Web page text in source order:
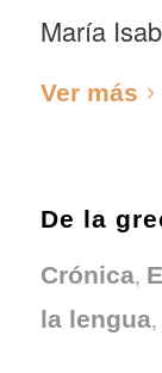
María
Ver más
De la
Crónica,
la lengua,